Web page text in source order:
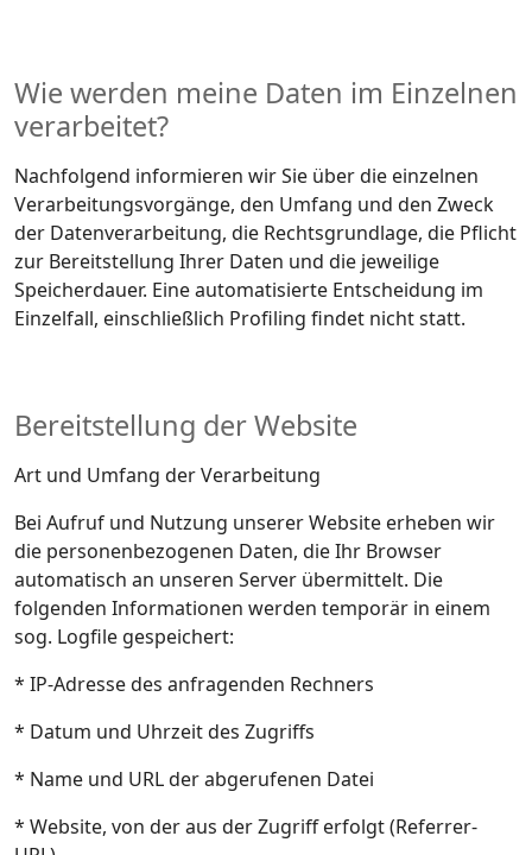
Wie werden meine Daten im Einzelnen
verarbeitet?
Nachfolgend informieren wir Sie über die einzelnen
Verarbeitungsvorgänge, den Umfang und den Zweck
der Datenverarbeitung, die Rechtsgrundlage, die Pflicht
zur Bereitstellung Ihrer Daten und die jeweilige
Speicherdauer. Eine automatisierte Entscheidung im
Einzelfall, einschließlich Profiling findet nicht statt.
Bereitstellung der Website
Art und Umfang der Verarbeitung
Bei Aufruf und Nutzung unserer Website erheben wir
die personenbezogenen Daten, die Ihr Browser
automatisch an unseren Server übermittelt. Die
folgenden Informationen werden temporär in einem
sog. Logfile gespeichert:
* IP-Adresse des anfragenden Rechners
* Datum und Uhrzeit des Zugriffs
* Name und URL der abgerufenen Datei
* Website, von der aus der Zugriff erfolgt (Referrer-